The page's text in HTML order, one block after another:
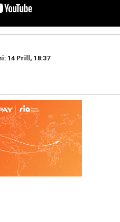
14 Prill, 18:37